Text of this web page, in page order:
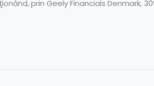
prin Geely Financials Denmark,